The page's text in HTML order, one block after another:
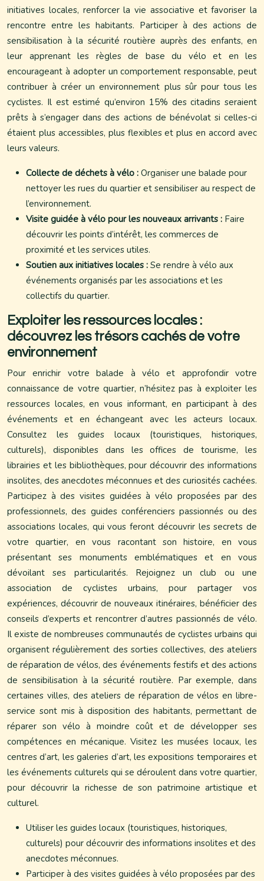
initiatives locales, renforcer la vie associative et favoriser la
rencontre entre les habitants. Participer à des actions de
sensibilisation à la sécurité routière auprès des enfants, en
leur apprenant les règles de base du vélo et en les
encourageant à adopter un comportement responsable, peut
contribuer à créer un environnement plus sûr pour tous les
cyclistes. Il est estimé qu’environ 15% des citadins seraient
prêts à s’engager dans des actions de bénévolat si celles-ci
étaient plus accessibles, plus flexibles et plus en accord avec
leurs valeurs.
Collecte de déchets à vélo : Organiser une balade pour
nettoyer les rues du quartier et sensibiliser au respect de
l’environnement.
Visite guidée à vélo pour les nouveaux arrivants : Faire
découvrir les points d’intérêt, les commerces de
proximité et les services utiles.
Soutien aux initiatives locales : Se rendre à vélo aux
événements organisés par les associations et les
collectifs du quartier.
Exploiter les ressources locales :
découvrez les trésors cachés de votre
environnement
Pour enrichir votre balade à vélo et approfondir votre
connaissance de votre quartier, n’hésitez pas à exploiter les
ressources locales, en vous informant, en participant à des
événements et en échangeant avec les acteurs locaux.
Consultez les guides locaux (touristiques, historiques,
culturels), disponibles dans les offices de tourisme, les
librairies et les bibliothèques, pour découvrir des informations
insolites, des anecdotes méconnues et des curiosités cachées.
Participez à des visites guidées à vélo proposées par des
professionnels, des guides conférenciers passionnés ou des
associations locales, qui vous feront découvrir les secrets de
votre quartier, en vous racontant son histoire, en vous
présentant ses monuments emblématiques et en vous
dévoilant ses particularités. Rejoignez un club ou une
association de cyclistes urbains, pour partager vos
expériences, découvrir de nouveaux itinéraires, bénéficier des
conseils d’experts et rencontrer d’autres passionnés de vélo.
Il existe de nombreuses communautés de cyclistes urbains qui
organisent régulièrement des sorties collectives, des ateliers
de réparation de vélos, des événements festifs et des actions
de sensibilisation à la sécurité routière. Par exemple, dans
certaines villes, des ateliers de réparation de vélos en libre-
service sont mis à disposition des habitants, permettant de
réparer son vélo à moindre coût et de développer ses
compétences en mécanique. Visitez les musées locaux, les
centres d’art, les galeries d’art, les expositions temporaires et
les événements culturels qui se déroulent dans votre quartier,
pour découvrir la richesse de son patrimoine artistique et
culturel.
Utiliser les guides locaux (touristiques, historiques,
culturels) pour découvrir des informations insolites et des
anecdotes méconnues.
Participer à des visites guidées à vélo proposées par des